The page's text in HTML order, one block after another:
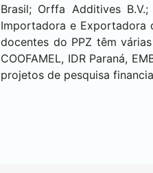
Brasil; Orffa Additives
Importadora e Exportadora
docentes do PPZ têm várias
COOFAMEL, IDR Paraná,
projetos de pesquisa